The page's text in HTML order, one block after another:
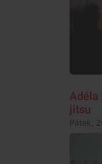
Adéla
jitsu
Pátek,